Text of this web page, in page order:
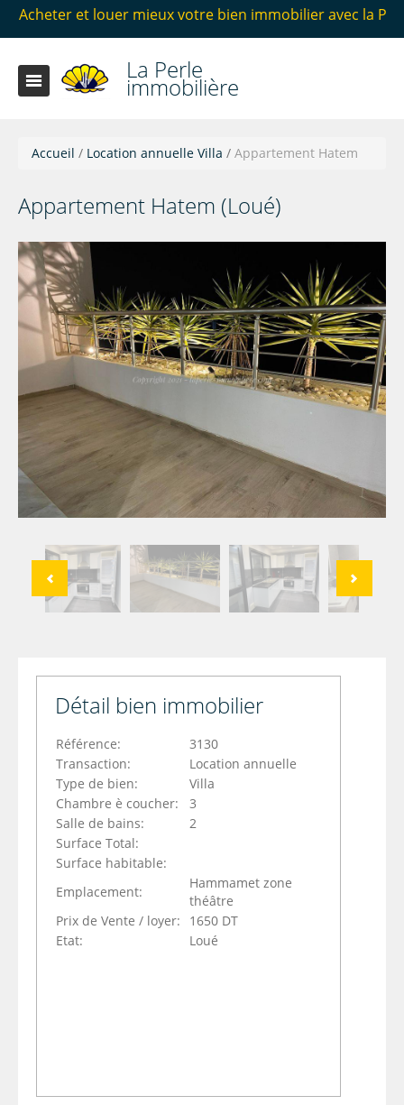
mieux votre bien immobilier avec la Perle
La Perle
immobilière
Accueil / Location annuelle Villa / Appartement Hatem
Appartement Hatem (Loué)
Détail bien immobilier
Référence:
3130
Transaction:
Location annuelle
Type de bien:
Villa
Chambre è coucher:
3
Salle de bains:
2
Surface Total:
Surface habitable:
Emplacement:
Hammamet zone
théâtre
Prix de Vente / loyer:
1650 DT
Etat:
Loué